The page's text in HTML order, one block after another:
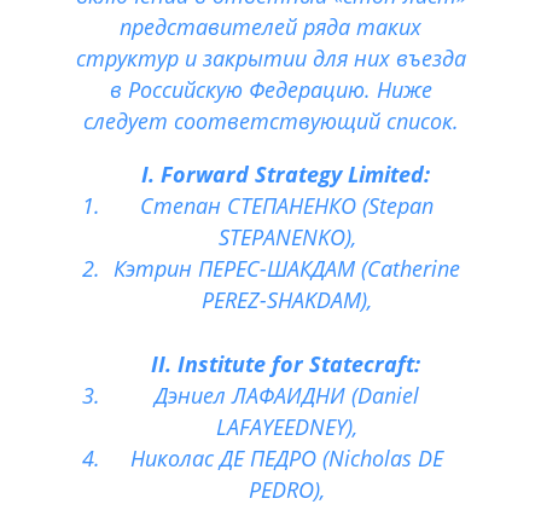
представителей ряда таких
структур и закрытии для них въезда
в Российскую Федерацию. Ниже
следует соответствующий список.
I. Forward Strategy Limited:
Степан СТЕПАНЕНКО (Stepan
STEPANENKO),
Кэтрин ПЕРЕС-ШАКДАМ (Catherine
PEREZ-SHAKDAM),
II. Institute for Statecraft:
Дэниел ЛАФАИДНИ (Daniel
LAFAYEEDNEY),
Николас ДЕ ПЕДРО (Nicholas DE
PEDRO),